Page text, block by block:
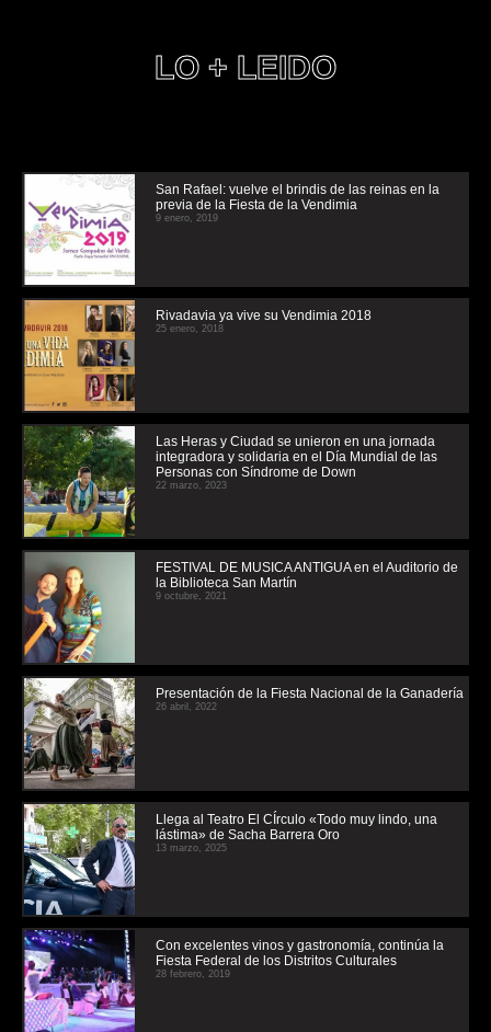
LO + LEIDO
San Rafael: vuelve el brindis de las reinas en la
previa de la Fiesta de la Vendimia
9 enero, 2019
Rivadavia ya vive su Vendimia 2018
25 enero, 2018
Las Heras y Ciudad se unieron en una jornada
integradora y solidaria en el Día Mundial de las
Personas con Síndrome de Down
22 marzo, 2023
FESTIVAL DE MUSICA ANTIGUA en el Auditorio de
la Biblioteca San Martín
9 octubre, 2021
Presentación de la Fiesta Nacional de la Ganadería
26 abril, 2022
Llega al Teatro El CÍrculo «Todo muy lindo, una
lástima» de Sacha Barrera Oro
13 marzo, 2025
Con excelentes vinos y gastronomía, continúa la
Fiesta Federal de los Distritos Culturales
28 febrero, 2019